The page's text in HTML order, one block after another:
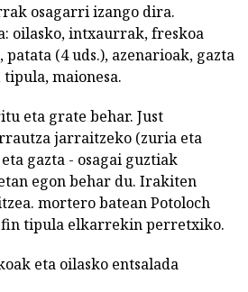
osagarri izango dira.
oilasko, intxaurrak, freskoa
(4 uds.), azenarioak, gazta
maionesa.
eta grate behar. Just
jarraitzeko (zuria eta
gazta - osagai guztiak
egon behar du. Irakiten
mortero batean Potoloch
tipula elkarrekin perretxiko.
eta oilasko entsalada